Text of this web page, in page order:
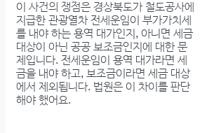
이 사건의 쟁점은 경상북도가 철도공사에
지급한 관광열차 전세운임이 부가가치세
를 내야 하는 용역 대가인지, 아니면 세금
대상이 아닌 공공 보조금인지에 대한 문
제입니다. 전세운임이 용역 대가라면 세
금을 내야 하고, 보조금이라면 세금 대상
에서 제외됩니다. 법원은 이 차이를 판단
해야 했어요.